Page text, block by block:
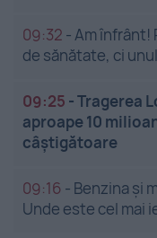
09:32 -Am înfrânt!
de sănătate, ci
09:25 -Tragerea
aproape 10
câștigătoare
09:16 - Benzina și
Unde este cel mai